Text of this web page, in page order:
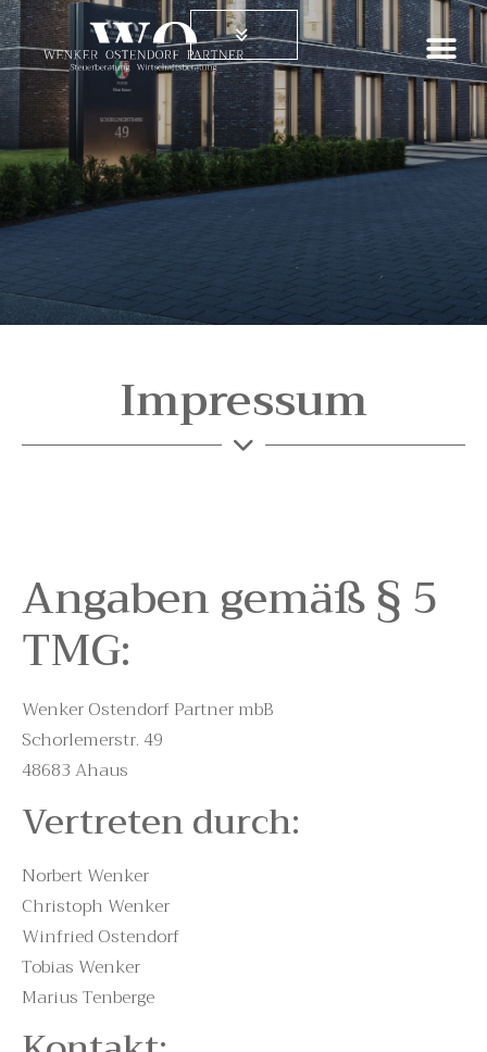
Impressum
Angaben gemäß § 5
TMG:
Wenker Ostendorf Partner mbB
Schorlemerstr. 49
48683 Ahaus
Vertreten durch:
Norbert Wenker
Christoph Wenker
Winfried Ostendorf
Tobias Wenker
Marius Tenberge